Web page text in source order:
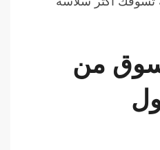
من